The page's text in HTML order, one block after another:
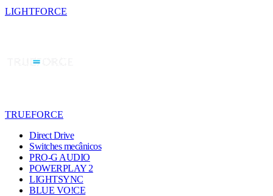
LIGHTFORCE
TRUEFORCE
Direct Drive
Switches mecânicos
PRO-G AUDIO
POWERPLAY 2
LIGHTSYNC
BLUE VO!CE